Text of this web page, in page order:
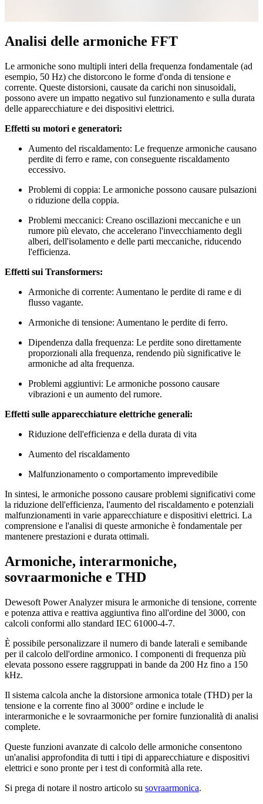
Analisi delle armoniche FFT
Le armoniche sono multipli interi della frequenza fondamentale (ad
esempio, 50 Hz) che distorcono le forme d'onda di tensione e
corrente. Queste distorsioni, causate da carichi non sinusoidali,
possono avere un impatto negativo sul funzionamento e sulla durata
delle apparecchiature e dei dispositivi elettrici.
Effetti su motori e generatori:
Aumento del riscaldamento: Le frequenze armoniche causano
perdite di ferro e rame, con conseguente riscaldamento
eccessivo.
Problemi di coppia: Le armoniche possono causare pulsazioni
o riduzione della coppia.
Problemi meccanici: Creano oscillazioni meccaniche e un
rumore più elevato, che accelerano l'invecchiamento degli
alberi, dell'isolamento e delle parti meccaniche, riducendo
l'efficienza.
Effetti sui Transformers:
Armoniche di corrente: Aumentano le perdite di rame e di
flusso vagante.
Armoniche di tensione: Aumentano le perdite di ferro.
Dipendenza dalla frequenza: Le perdite sono direttamente
proporzionali alla frequenza, rendendo più significative le
armoniche ad alta frequenza.
Problemi aggiuntivi: Le armoniche possono causare
vibrazioni e un aumento del rumore.
Effetti sulle apparecchiature elettriche generali:
Riduzione dell'efficienza e della durata di vita
Aumento del riscaldamento
Malfunzionamento o comportamento imprevedibile
In sintesi, le armoniche possono causare problemi significativi come
la riduzione dell'efficienza, l'aumento del riscaldamento e potenziali
malfunzionamenti in varie apparecchiature e dispositivi elettrici. La
comprensione e l'analisi di queste armoniche è fondamentale per
mantenere prestazioni e durata ottimali.
Armoniche, interarmoniche,
sovraarmoniche e THD
Dewesoft Power Analyzer misura le armoniche di tensione, corrente
e potenza attiva e reattiva aggiuntiva fino all'ordine del 3000, con
calcoli conformi allo standard IEC 61000-4-7.
È possibile personalizzare il numero di bande laterali e semibande
per il calcolo dell'ordine armonico. I componenti di frequenza più
elevata possono essere raggruppati in bande da 200 Hz fino a 150
kHz.
Il sistema calcola anche la distorsione armonica totale (THD) per la
tensione e la corrente fino al 3000° ordine e include le
interarmoniche e le sovraarmoniche per fornire funzionalità di analisi
complete.
Queste funzioni avanzate di calcolo delle armoniche consentono
un'analisi approfondita di tutti i tipi di apparecchiature e dispositivi
elettrici e sono pronte per i test di conformità alla rete.
Si prega di notare il nostro articolo su sovraarmonica.